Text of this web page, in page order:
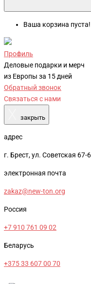
Ваша корзина пуста!
Профиль
Деловые подарки и мерч
из Европы за 15 дней
Обратный звонок
Связаться с нами
закрыть
адрес
г. Брест, ул. Советская
электронная почта
zakaz@new-ton.org
Россия
+7 910 761 09 02
Беларусь
+375 33 607 00 70